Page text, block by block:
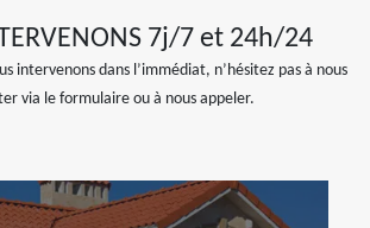
7j/7 et 24h/24
intervenons dans l’immédiat, n’hésitez pas à nous
via le formulaire ou à nous appeler.